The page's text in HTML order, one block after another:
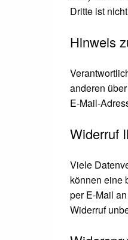
Dritte ist
Hinweis
anderen
E-Mail-
Widerruf
Viele
können eine
per E-Mail
Widerruf